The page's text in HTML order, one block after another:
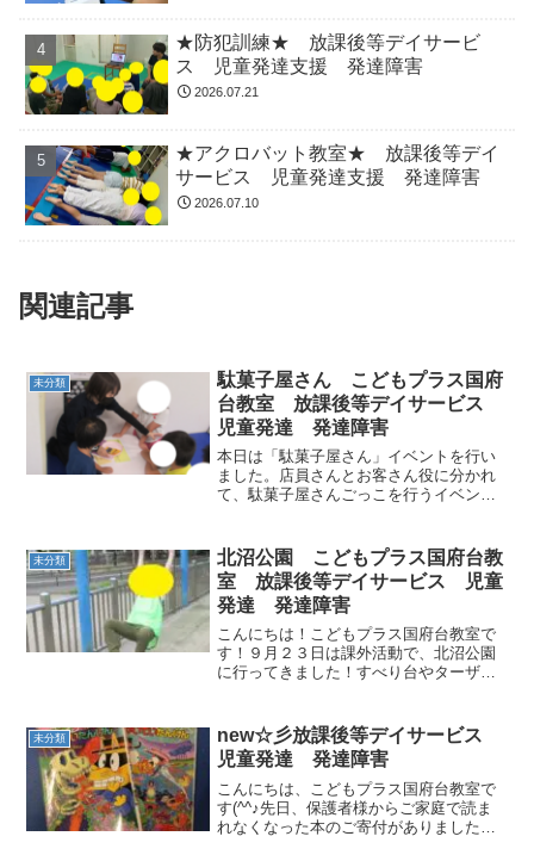
★防犯訓練★ 放課後等デイサービ
ス 児童発達支援 発達障害
2026.07.21
★アクロバット教室★ 放課後等デイ
サービス 児童発達支援 発達障害
2026.07.10
関連記事
未分類
駄菓子屋さん こどもプラス国府
台教室 放課後等デイサービス
児童発達 発達障害
本日は「駄菓子屋さん」イベントを行い
ました。店員さんとお客さん役に分かれ
て、駄菓子屋さんごっこを行うイベント
とても綺麗な礼を行うことができまし
た！成長していますね！カン...
未分類
北沼公園 こどもプラス国府台教
室 放課後等デイサービス 児童
発達 発達障害
こんにちは！こどもプラス国府台教室で
す！９月２３日は課外活動で、北沼公園
に行ってきました！すべり台やターザン
する子もいたり、とても楽しそうでした♪
これからもいろんな公園...
未分類
new☆彡放課後等デイサービス
児童発達 発達障害
こんにちは、こどもプラス国府台教室で
す(^^♪先日、保護者様からご家庭で読ま
れなくなった本のご寄付がありました～